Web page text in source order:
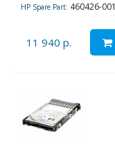
HP Spare Part: 460426-001
11 940 р.